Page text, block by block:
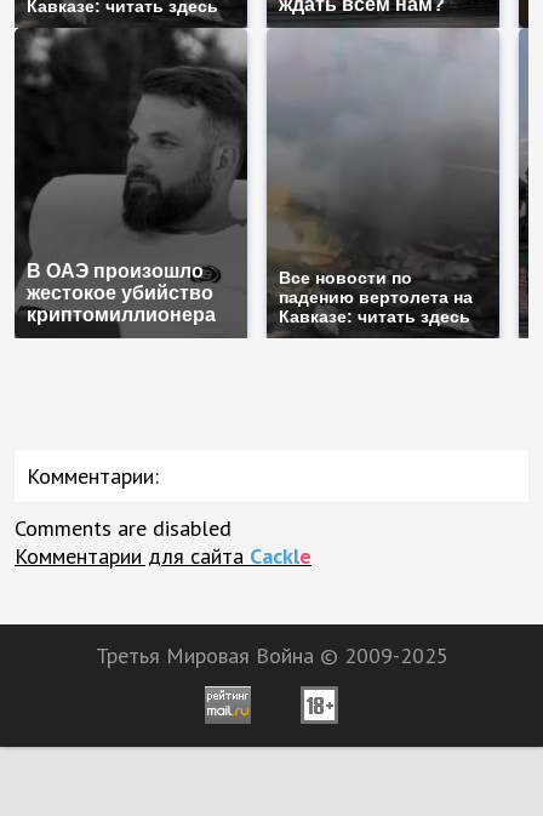
Кавказе: читать здесь
ждать всем нам?
В ОАЭ произошло
жестокое убийство
криптомиллионера
Все новости по
падению вертолета на
Кавказе: читать здесь
Комментарии:
Comments are disabled
Комментарии для сайта Cackle
Третья Мировая Война © 2009-2025